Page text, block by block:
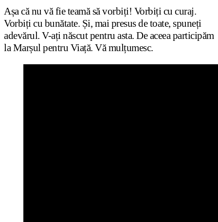
Așa că nu vă fie teamă să vorbiți! Vorbiți cu curaj.
Vorbiți cu bunătate. Și, mai presus de toate, spuneți
adevărul. V-ați născut pentru asta. De aceea participăm
la Marșul pentru Viață. Vă mulțumesc.